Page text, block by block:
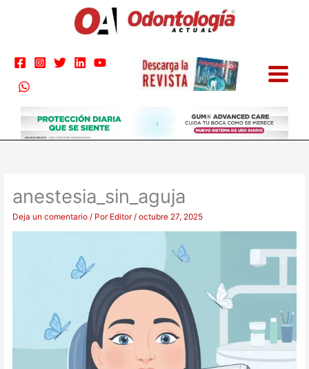
anestesia_sin_aguja
Deja un comentario / Por Editor/octubre 27, 2025